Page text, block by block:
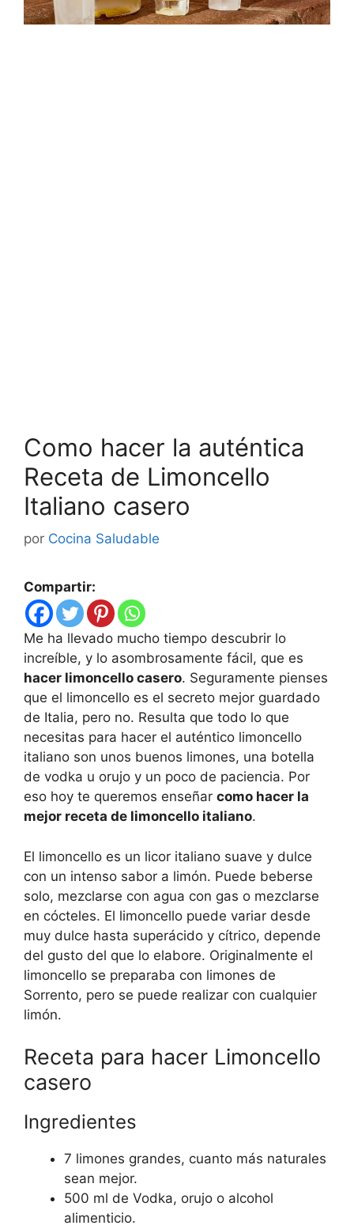
Como hacer la auténtica
Receta de Limoncello
Italiano casero
por Cocina Saludable
Compartir:
Me ha llevado mucho tiempo descubrir lo
increíble, y lo asombrosamente fácil, que es
hacer limoncello casero. Seguramente pienses
que el limoncello es el secreto mejor guardado
de Italia, pero no. Resulta que todo lo que
necesitas para hacer el auténtico limoncello
italiano son unos buenos limones, una botella
de vodka u orujo y un poco de paciencia. Por
eso hoy te queremos enseñar como hacer la
mejor receta de limoncello italiano.
El limoncello es un licor italiano suave y dulce
con un intenso sabor a limón. Puede beberse
solo, mezclarse con agua con gas o mezclarse
en cócteles. El limoncello puede variar desde
muy dulce hasta superácido y cítrico, depende
del gusto del que lo elabore. Originalmente el
limoncello se preparaba con limones de
Sorrento, pero se puede realizar con cualquier
limón.
Receta para hacer Limoncello
casero
Ingredientes
7 limones grandes, cuanto más naturales
sean mejor.
500 ml de Vodka, orujo o alcohol
alimenticio.